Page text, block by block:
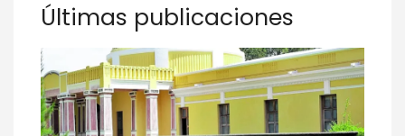
Últimas publicaciones